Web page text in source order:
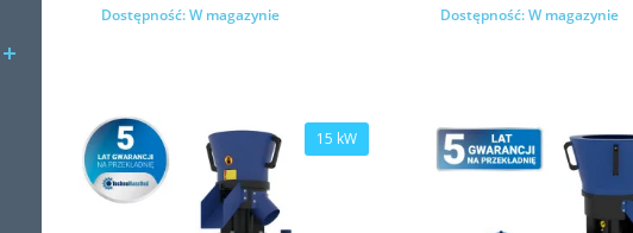
Kup
Dostępność:W magazynie Kup
Dostępność:W magazynie
15 kW